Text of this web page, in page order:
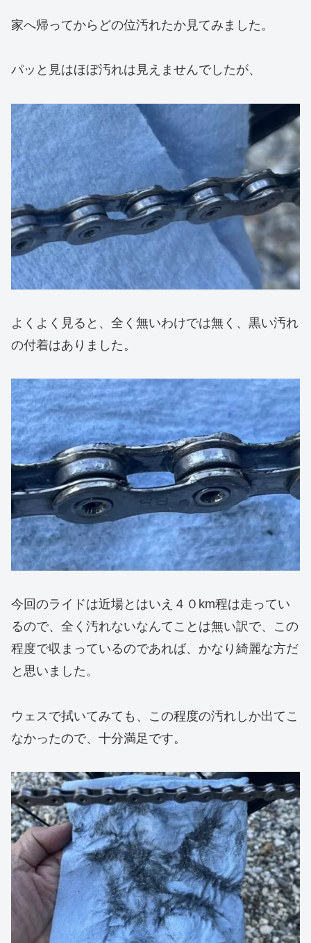
家へ帰ってからどの位汚れたか見てみました。
パッと見はほぼ汚れは見えませんでしたが、
よくよく見ると、全く無いわけでは無く、黒い汚れ
の付着はありました。
今回のライドは近場とはいえ４０km程は走ってい
るので、全く汚れないなんてことは無い訳で、この
程度で収まっているのであれば、かなり綺麗な方だ
と思いました。
ウェスで拭いてみても、この程度の汚れしか出てこ
なかったので、十分満足です。